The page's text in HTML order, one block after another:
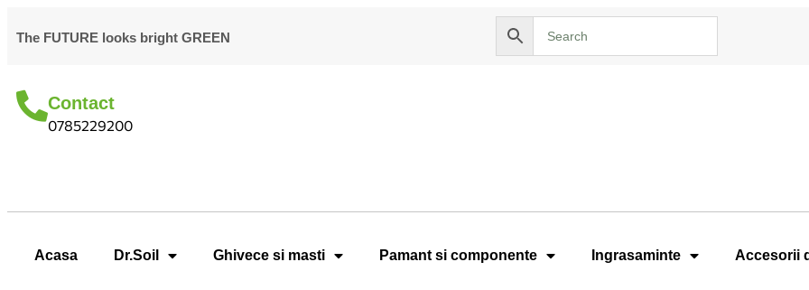
The FUTURE looks bright GREEN
Contact
0785229200
Acasa Dr.Soil Ghivece si masti Pamant si componente Ingrasaminte Accesorii